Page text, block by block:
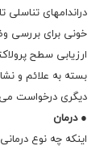
دراندامهای
خونی برای بررسی
ارزیابی سطح
بسته به علائم و
دیگری درخواست می
● درمان
اینکه چه نوع